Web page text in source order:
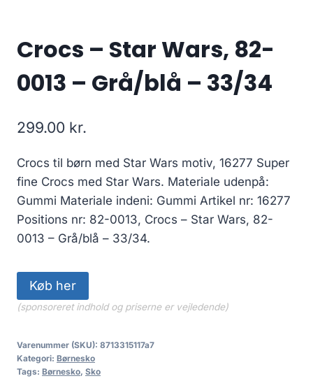
Crocs – Star Wars, 82-
0013 – Grå/blå – 33/34
299.00 kr.
Crocs til børn med Star Wars motiv, 16277 Super
fine Crocs med Star Wars. Materiale udenpå:
Gummi Materiale indeni: Gummi Artikel nr: 16277
Positions nr: 82-0013, Crocs – Star Wars, 82-
0013 – Grå/blå – 33/34.
Køb her
(sponsoreret indhold og priserne er vejledende)
Varenummer (SKU): 8713315117a7
Kategori: Børnesko
Tags: Børnesko, Sko